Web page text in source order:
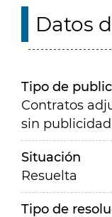
Datos
Tipo de
Contratos
sin publicidad
Situación
Resuelta
Tipo de